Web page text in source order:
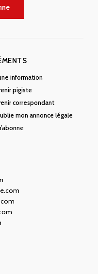
une information
pigiste
correspondant
mon annonce légale